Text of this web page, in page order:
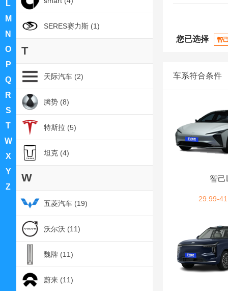
L
M
N
O
P
Q
R
S
T
W
X
Y
Z
SERES赛力斯 (1)
T
天际汽车 (2)
腾势 (8)
特斯拉 (5)
坦克 (4)
W
五菱汽车 (19)
沃尔沃 (11)
魏牌 (11)
蔚来 (11)
您已选择 智
车系符合条件
智己
29.99-